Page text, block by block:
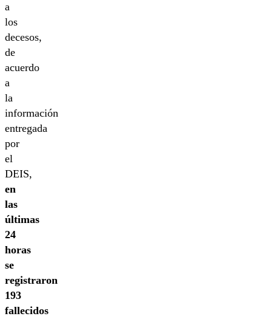
a
los
decesos,
de
acuerdo
a
la
información
entregada
por
el
DEIS,
en
las
últimas
24
horas
se
registraron
193
fallecidos